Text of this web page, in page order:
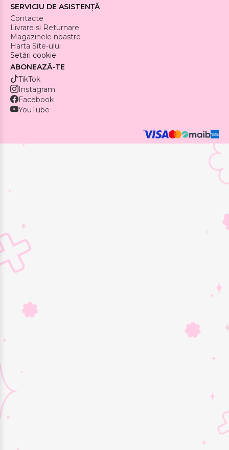
SERVICIU DE ASISTENȚĂ
Contacte
Livrare si Returnare
Magazinele noastre
Harta Site-ului
Setări cookie
ABONEAZĂ-TE
TikTok
Instagram
Facebook
YouTube